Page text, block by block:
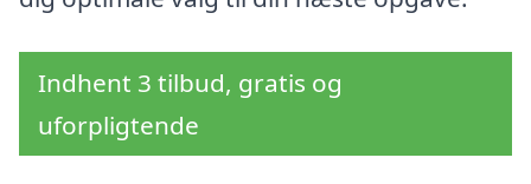
Indhent 3 tilbud, gratis og
uforpligtende